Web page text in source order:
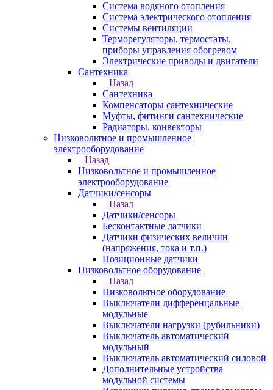
Система водяного отопления
Система электрического отопления
Системы вентиляции
Терморегуляторы, термостаты,
приборы управления обогревом
Электрические приводы и двигатели
Сантехника
Назад
Сантехника
Компенсаторы сантехнические
Муфты, фитинги сантехнические
Радиаторы, конвекторы
Низковольтное и промышленное
электрооборудование
Назад
Низковольтное и промышленное
электрооборудование
Датчики/сенсоры
Назад
Датчики/сенсоры
Бесконтактные датчики
Датчики физических величин
(напряжения, тока и т.п.)
Позиционные датчики
Низковольтное оборудование
Назад
Низковольтное оборудование
Выключатели дифференцальные
модульные
Выключатели нагрузки (рубильники)
Выключатель автоматический
модульный
Выключатель автоматический силовой
Дополнительные устройства
модульной системы